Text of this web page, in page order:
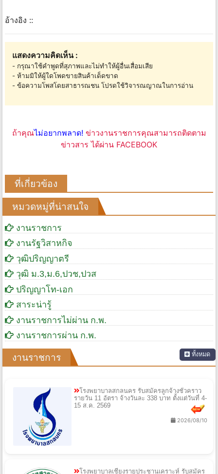
อ้างอิง ::
แสดงความคิดเห็น :
- กรุณาใช้คำพูดที่สุภาพและไม่ทำให้ผู้อื่นเสื่อมเสีย
- ห้ามมิให้ผู้ใดโพดขายสินค้าเด็ดขาด
- ข้อความโพสโดยสาธารณชน โปรดใช้วิจารณญาณในการอ่าน
ถ้าคุณไม่อยากพลาด! ข่าวงานราชการคุณสามารถติดตาม
ข่าวสาร ได้ผ่าน FACEBOOK
ที่เกี่ยวข้อง
หมวดหมู่ที่น่าสนใจ
งานราชการ
งานรัฐวิสาหกิจ
วุฒิปริญญาตรี
วุฒิ ม.3,ม.6,ปวช,ปวส
ปริญญาโท-เอก
สาระน่ารู้
งานราชการไม่ผ่าน ก.พ.
งานราชการผ่าน ก.พ.
งานราชการ ทั้งหมด
โรงพยาบาลสกลนคร รับสมัครลูกจ้างชั่วคราว
รายวัน 11 อัตรา จ้างวันละ 338 บาท ตั้งแต่วันที่ 4-
15 ส.ค. 2569
2026/08/10
โรงพยาบาลเชียงรายประชานุเคราะห์ รับสมัคร